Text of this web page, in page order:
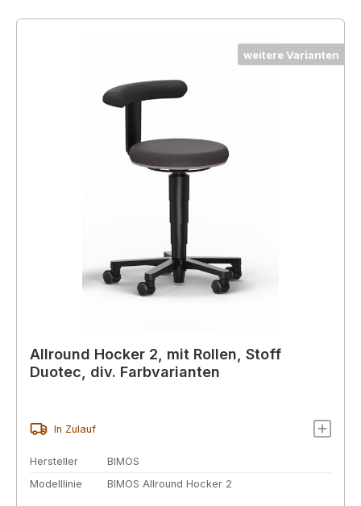
weitere Varianten
Allround Hocker 2, mit Rollen, Stoff
Duotec, div. Farbvarianten
In Zulauf
Hersteller
BIMOS
Modelllinie
BIMOS Allround Hocker 2